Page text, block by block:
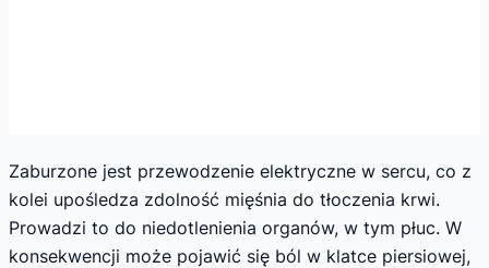
Zaburzone jest przewodzenie elektryczne w sercu, co z
kolei upośledza zdolność mięśnia do tłoczenia krwi.
Prowadzi to do niedotlenienia organów, w tym płuc. W
konsekwencji może pojawić się ból w klatce piersiowej,